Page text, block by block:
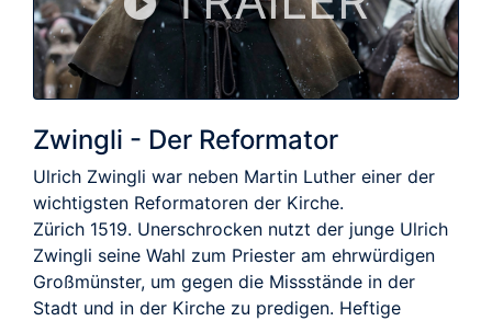
Zwingli - Der Reformator
Ulrich Zwingli war neben Martin Luther einer der
wichtigsten Reformatoren der Kirche.
Zürich 1519. Unerschrocken nutzt der junge Ulrich
Zwingli seine Wahl zum Priester am ehrwürdigen
Großmünster, um gegen die Missstände in der
Stadt und in der Kirche zu predigen. Heftige